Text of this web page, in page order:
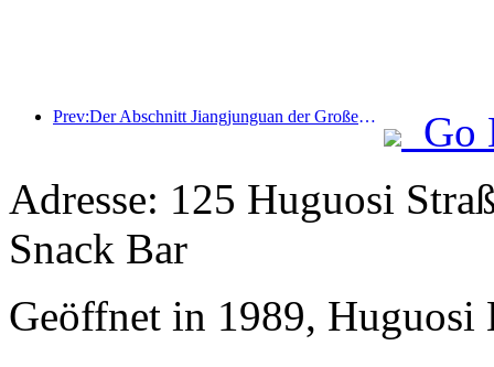
Prev:Der Abschnitt Jiangjunguan der Großen Mauer im Bezirk Pinggu in Peking soll voraussichtlich bereits Ende 2026 für die Öffentlichkeit zugänglich gemacht werden.
Go
Adresse: 125 Huguosi
Snack Bar
Geöffnet in 1989,